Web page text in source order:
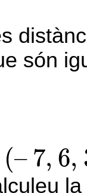
són
(– 7, 6,
7 6, 3)